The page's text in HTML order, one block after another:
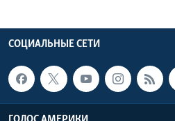
СОЦИАЛЬНЫЕ СЕТИ